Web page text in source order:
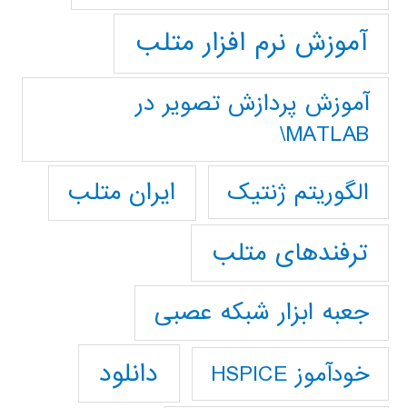
آموزش نرم افزار متلب
آموزش پردازش تصوير در
MATLAB\
الگوریتم ژنتیک
ایران متلب
ترفندهای متلب
جعبه ابزار شبکه عصبی
خودآموز HSPICE دانلود